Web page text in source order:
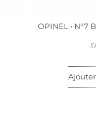
OPINEL • N°7